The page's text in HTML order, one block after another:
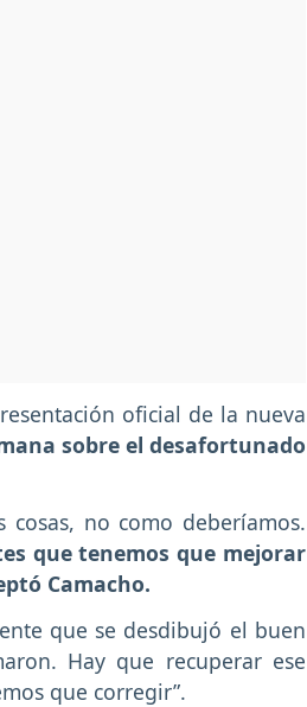
oficial de la nueva
sobre el desafortunado
cosas, no como deberíamos.
que tenemos que mejorar
Camacho.
que se desdibujó el buen
Hay que recuperar ese
que corregir”.